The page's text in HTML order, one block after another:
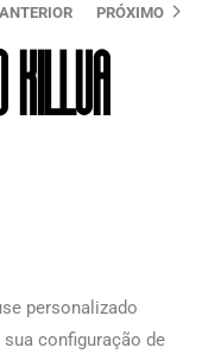
ANTERIOR PRÓXIMO
personalizado
configuração de